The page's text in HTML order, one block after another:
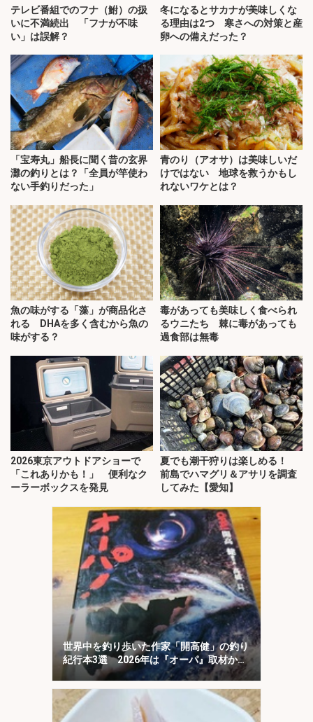
テレビ番組でのフナ（鮒）の扱
いに不満続出 「フナが不味
い」は誤解？
冬になるとサカナが美味しくな
る理由は2つ 寒さへの対策と産
卵への備えだった？
「宝寿丸」船長に聞く昔の玄界
灘の釣りとは？「全員が竿使わ
ない手釣りだった」
青のり（アオサ）は美味しいだ
けではない 地球を救うかもし
れないワケとは？
魚の味がする「藻」が商品化さ
れる DHAを多く含むから魚の
味がする？
毒があっても美味しく食べられ
るウニたち 棘に毒があっても
過食部は無毒
2026東京アウトドアショーで
「これありかも！」 便利なク
ーラーボックスを発見
夏でも潮干狩りは楽しめる！
前島でハマグリ＆アサリを調査
してみた【愛知】
世界中を釣り歩いた作家「開高健」の釣り
紀行本3選 2026年は『オーパ』取材から
50周年